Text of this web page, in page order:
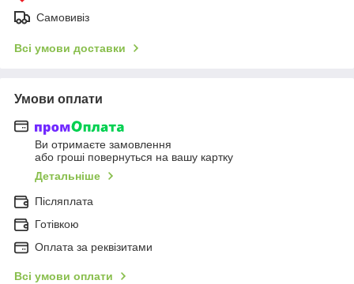
Самовивіз
Всі умови доставки
Умови оплати
Ви отримаєте замовлення
або гроші повернуться на вашу картку
Детальніше
Післяплата
Готівкою
Оплата за реквізитами
Всі умови оплати